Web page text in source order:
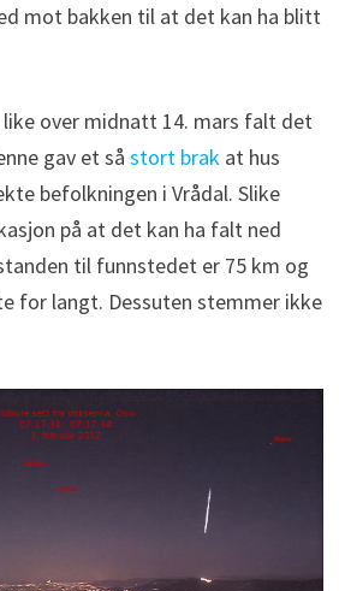
mot bakken til at det kan ha blitt
over midnatt 14. mars falt det
gav et så stort brakat hus
befolkningen i Vrådal. Slike
på at det kan ha falt ned
til funnstedet er 75 km og
for langt. Dessuten stemmer ikke